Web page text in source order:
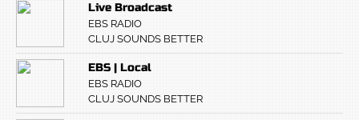
Live Broadcast
EBS RADIO
CLUJ SOUNDS BETTER
EBS | Local
EBS RADIO
CLUJ SOUNDS BETTER